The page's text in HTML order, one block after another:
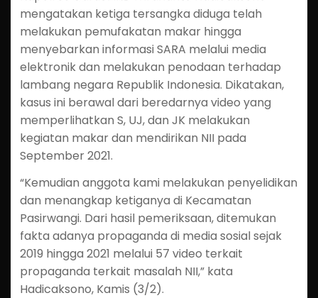
mengatakan ketiga tersangka diduga telah
melakukan pemufakatan makar hingga
menyebarkan informasi SARA melalui media
elektronik dan melakukan penodaan terhadap
lambang negara Republik Indonesia. Dikatakan,
kasus ini berawal dari beredarnya video yang
memperlihatkan S, UJ, dan JK melakukan
kegiatan makar dan mendirikan NII pada
September 2021.
“Kemudian anggota kami melakukan penyelidikan
dan menangkap ketiganya di Kecamatan
Pasirwangi. Dari hasil pemeriksaan, ditemukan
fakta adanya propaganda di media sosial sejak
2019 hingga 2021 melalui 57 video terkait
propaganda terkait masalah NII,” kata
Hadicaksono, Kamis (3/2).